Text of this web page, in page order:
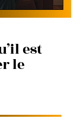
est
le